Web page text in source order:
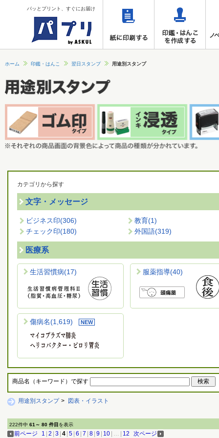
パッとプリント、すぐにお届け
ホーム 印鑑・はんこ 翌日スタンプ 用途別スタンプ
カテゴリから探す
文字・メッセージ
ビジネス印(306) 教育(1)
チェック印(180) 外国語(319)
医療系
生活習慣病(17) 服薬指導(40)
傷病名(1,619)
商品名（キーワード）で探す
用途別スタンプ > 図表・イラスト
222件中 61～ 80 件目 を表示
前ページ 1 2 3 4 5 6 7 8 9 10 … 12 次ページ